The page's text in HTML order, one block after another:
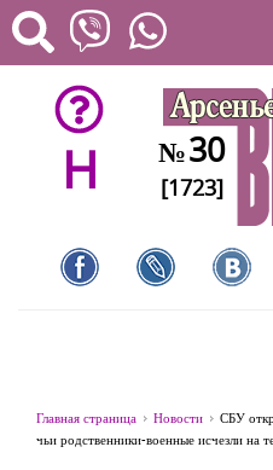
H №30
[1723]
Главная страница Новости
СБУ
чьи родственники-военные исчезли на